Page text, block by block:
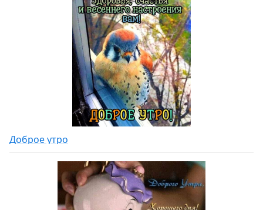
Доброе утро